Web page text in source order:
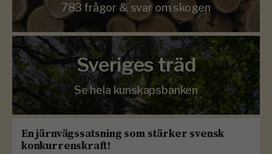
783 frågor & svar om skogen
Sveriges träd
Se hela kunskapsbanken
En järnvägssatsning som stärker svensk
konkurrenskraft!